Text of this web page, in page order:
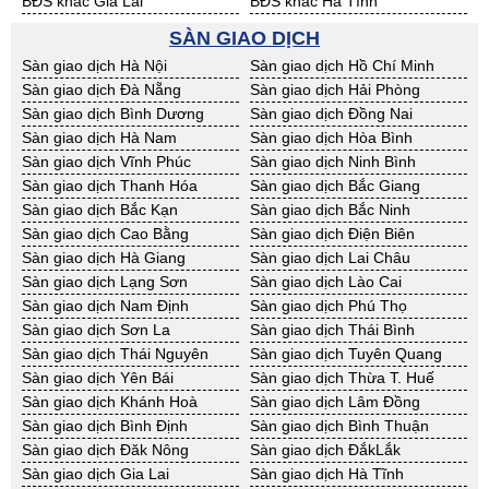
BĐS khác Ninh Thuận
BĐS khác Phú Yên
BĐS khác Quảng Bình
BĐS khác Quảng Nam
BĐS khác Quảng Ngãi
BĐS khác Bà Rịa - VT
BĐS khác Cần Thơ
BĐS khác An Giang
BĐS khác Bạc Liêu
BĐS khác Bến Tre
BĐS khác Bình Phước
BĐS khác Cà Mau
BĐS khác Đồng Tháp
BĐS khác Hậu Giang
BĐS khác Kiên Giang
BĐS khác Long An
BĐS khác Sóc Trăng
BĐS khác Tây Ninh
BĐS khác Tiền Giang
BĐS khác Trà Vinh
BĐS khác Vĩnh Long
BĐS khác Hải Dương
BĐS khác Hưng Yên
BĐS khác Quảng Ninh
SÀN GIAO DỊCH
Sàn giao dịch Hà Nội
Sàn giao dịch Hồ Chí Minh
Sàn giao dịch Đà Nẵng
Sàn giao dịch Hải Phòng
Sàn giao dịch Bình Dương
Sàn giao dịch Đồng Nai
Sàn giao dịch Hà Nam
Sàn giao dịch Hòa Bình
Sàn giao dịch Vĩnh Phúc
Sàn giao dịch Ninh Bình
Sàn giao dịch Thanh Hóa
Sàn giao dịch Bắc Giang
Sàn giao dịch Bắc Kạn
Sàn giao dịch Bắc Ninh
Sàn giao dịch Cao Bằng
Sàn giao dịch Điện Biên
Sàn giao dịch Hà Giang
Sàn giao dịch Lai Châu
Sàn giao dịch Lạng Sơn
Sàn giao dịch Lào Cai
Sàn giao dịch Nam Định
Sàn giao dịch Phú Thọ
Sàn giao dịch Sơn La
Sàn giao dịch Thái Bình
Sàn giao dịch Thái Nguyên
Sàn giao dịch Tuyên Quang
Sàn giao dịch Yên Bái
Sàn giao dịch Thừa T. Huế
Sàn giao dịch Khánh Hoà
Sàn giao dịch Lâm Đồng
Sàn giao dịch Bình Định
Sàn giao dịch Bình Thuận
Sàn giao dịch Đăk Nông
Sàn giao dịch ĐắkLắk
Sàn giao dịch Gia Lai
Sàn giao dịch Hà Tĩnh